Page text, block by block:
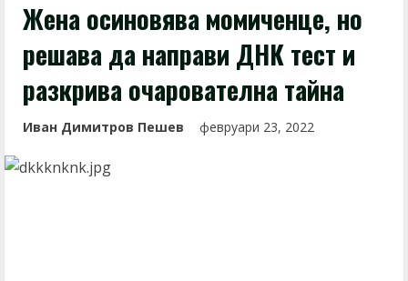
Жена осиновява момиченце, но
решава да направи ДНК тест и
разкрива очарователна тайна
Иван Димитров Пешев февруари 23, 2022